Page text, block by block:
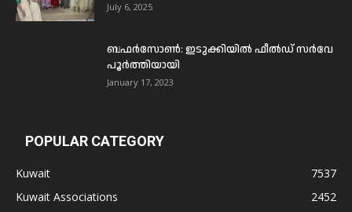
July 6, 2025
ബഫര്‍സോണ്‍: ഇടുക്കിയില്‍ ഫീല്‍ഡ് സര്‍വേ
പൂര്‍ത്തിയായി
January 17, 2023
POPULAR CATEGORY
Kuwait
7537
Kuwait Associations
2452